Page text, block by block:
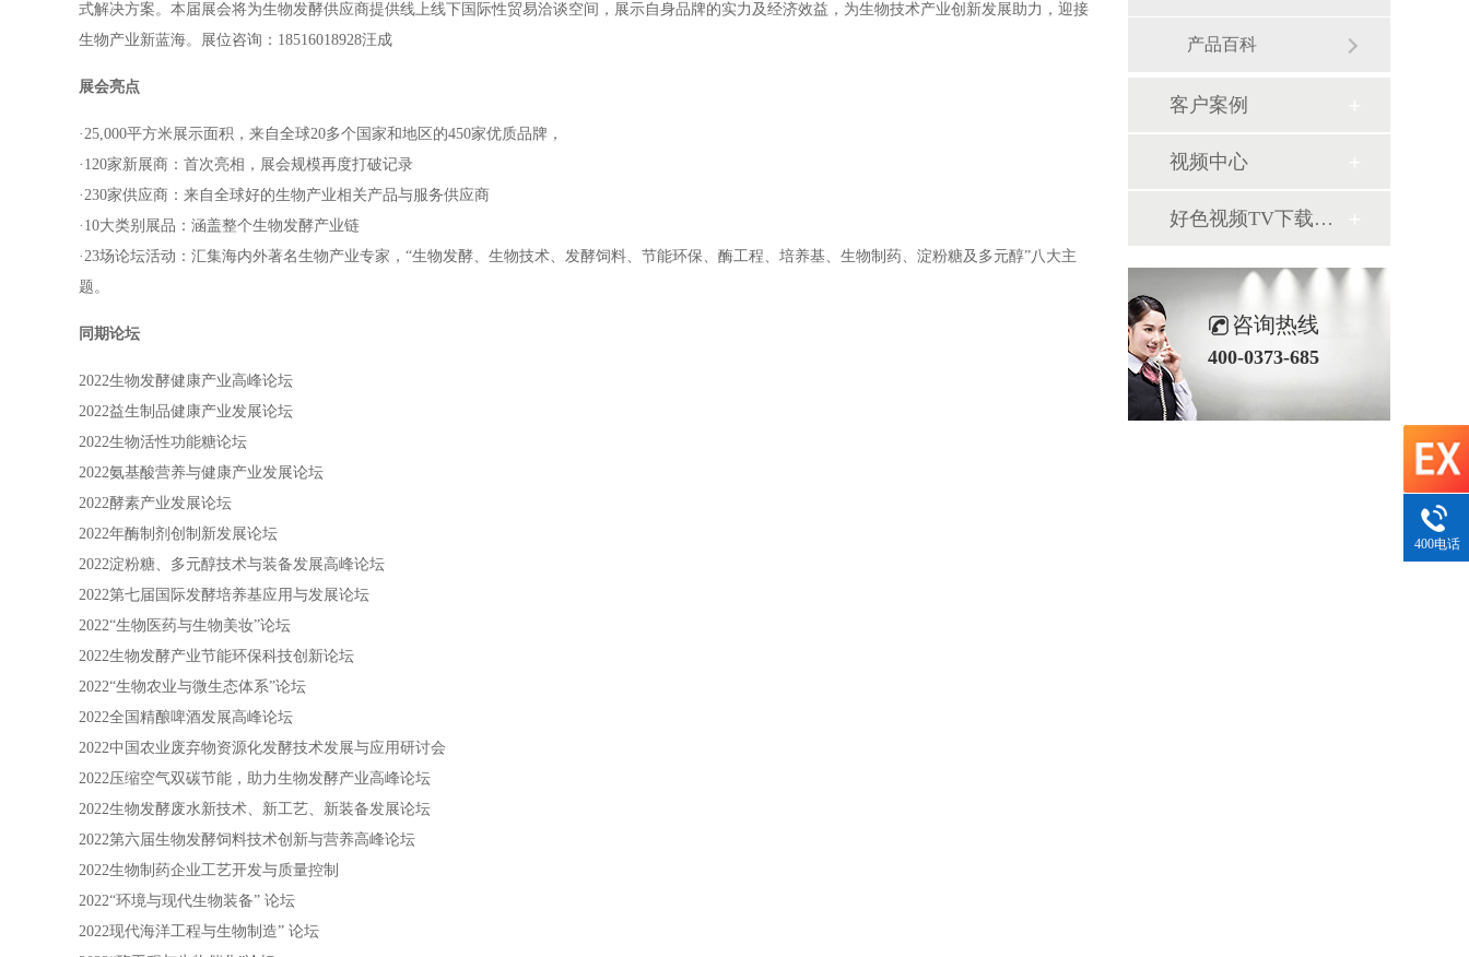
式解决方案。本届展会将为生物发酵供应商提供线上线下国际性贸易洽谈空间，展示自身品牌的实力及经济效益，为生物技术产业创新发展助力，迎接
生物产业新蓝海。展位咨询：18516018928汪成
展会亮点
·25,000平方米展示面积，来自全球20多个国家和地区的450家优质品牌，
·120家新展商：首次亮相，展会规模再度打破记录
·230家供应商：来自全球好的生物产业相关产品与服务供应商
·10大类别展品：涵盖整个生物发酵产业链
·23场论坛活动：汇集海内外著名生物产业专家，“生物发酵、生物技术、发酵饲料、节能环保、酶工程、培养基、生物制药、淀粉糖及多元醇”八大主
题。
同期论坛
2022生物发酵健康产业高峰论坛
2022益生制品健康产业发展论坛
2022生物活性功能糖论坛
2022氨基酸营养与健康产业发展论坛
2022酵素产业发展论坛
2022年酶制剂创制新发展论坛
2022淀粉糖、多元醇技术与装备发展高峰论坛
2022第七届国际发酵培养基应用与发展论坛
2022“生物医药与生物美妆”论坛
2022生物发酵产业节能环保科技创新论坛
2022“生物农业与微生态体系”论坛
2022全国精酿啤酒发展高峰论坛
2022中国农业废弃物资源化发酵技术发展与应用研讨会
2022压缩空气双碳节能，助力生物发酵产业高峰论坛
2022生物发酵废水新技术、新工艺、新装备发展论坛
2022第六届生物发酵饲料技术创新与营养高峰论坛
2022生物制药企业工艺开发与质量控制
2022“环境与现代生物装备” 论坛
2022现代海洋工程与生物制造” 论坛
产品百科
客户案例
视频中心
好色视频TV下载图库
咨询热线
400-0373-685
400电话